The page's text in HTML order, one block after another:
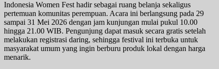
Indonesia Women Fest hadir sebagai ruang belanja sekaligus
pertemuan komunitas perempuan. Acara ini berlangsung pada 29
sampai 31 Mei 2026 dengan jam kunjungan mulai pukul 10.00
hingga 21.00 WIB. Pengunjung dapat masuk secara gratis setelah
melakukan registrasi daring, sehingga festival ini terbuka untuk
masyarakat umum yang ingin berburu produk lokal dengan harga
menarik.